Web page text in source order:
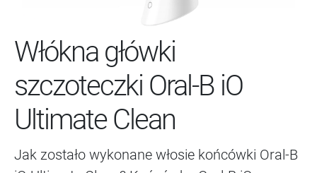
Włókna główki
szczoteczki Oral-B iO
Ultimate Clean
Jak zostało wykonane włosie końcówki Oral-B